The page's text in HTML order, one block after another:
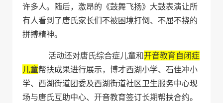
许多人。随后，激昂的《鼓舞飞扬》大鼓表演让所
有人看到了唐氏家长们不被困境打倒、不屈不挠的
拼搏精神。
活动还对唐氏综合症儿童和开音教育自闭症
儿童帮扶成果进行展示，博才西湖小学、石佳冲小
学、西湖街道团委及西湖街道社区卫生服务中心现
场与唐氏互助中心、开音教育签订长期帮扶合约。